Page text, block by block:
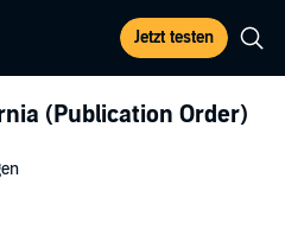
Jetzt testen
(Publication Order)